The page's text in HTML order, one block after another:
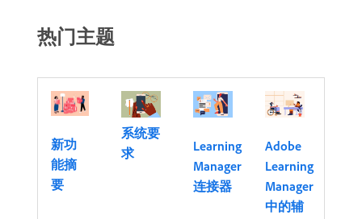
热门主题
新功
能摘
要
系统要
求
Learning
Manager
连接器
Adobe
Learning
Manager
中的辅